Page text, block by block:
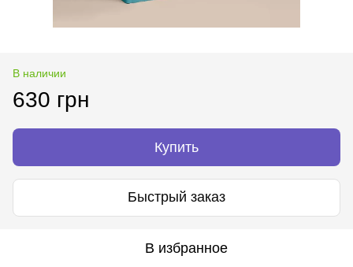
В наличии
630 грн
Купить
Быстрый заказ
В избранное